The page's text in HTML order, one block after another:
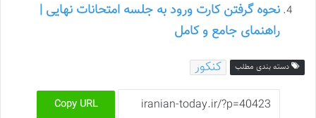
نحوه گرفتن کارت ورود به جلسه امتحانات نهایی |
راهنمای جامع و کامل
دسته بندی مطلب کنکور
Copy URL